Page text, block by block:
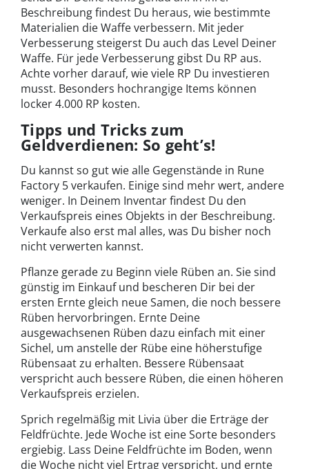
Beschreibung findest Du heraus, wie bestimmte
Materialien die Waffe verbessern. Mit jeder
Verbesserung steigerst Du auch das Level Deiner
Waffe. Für jede Verbesserung gibst Du RP aus.
Achte vorher darauf, wie viele RP Du investieren
musst. Besonders hochrangige Items können
locker 4.000 RP kosten.
Tipps und Tricks zum
Geldverdienen: So geht’s!
Du kannst so gut wie alle Gegenstände in Rune
Factory 5 verkaufen. Einige sind mehr wert, andere
weniger. In Deinem Inventar findest Du den
Verkaufspreis eines Objekts in der Beschreibung.
Verkaufe also erst mal alles, was Du bisher noch
nicht verwerten kannst.
Pflanze gerade zu Beginn viele Rüben an. Sie sind
günstig im Einkauf und bescheren Dir bei der
ersten Ernte gleich neue Samen, die noch bessere
Rüben hervorbringen. Ernte Deine
ausgewachsenen Rüben dazu einfach mit einer
Sichel, um anstelle der Rübe eine höherstufige
Rübensaat zu erhalten. Bessere Rübensaat
verspricht auch bessere Rüben, die einen höheren
Verkaufspreis erzielen.
Sprich regelmäßig mit Livia über die Erträge der
Feldfrüchte. Jede Woche ist eine Sorte besonders
ergiebig. Lass Deine Feldfrüchte im Boden, wenn
die Woche nicht viel Ertrag verspricht, und ernte